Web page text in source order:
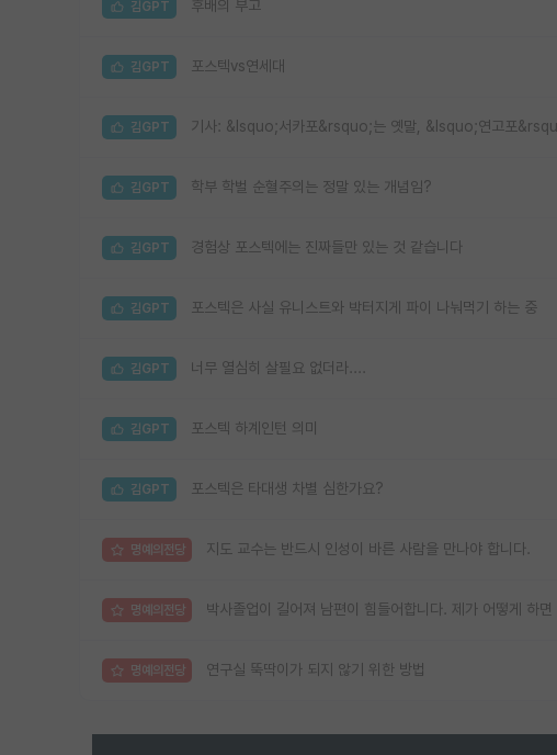
김GPT 후배의 부고
김GPT 포스텍vs연세대
김GPT 기사: &lsquo;서카포&rsquo;는 옛말, &lsquo;연고포
김GPT 학부 학벌 순혈주의는 정말 있는 개념임?
김GPT 경험상 포스텍에는 진짜들만 있는 것 같습니다
김GPT 포스텍은 사실 유니스트와 박터지게 파이 나눠먹기 하는 중
김GPT 너무 열심히 살필요 없더라....
김GPT 포스텍 하계인턴 의미
김GPT 포스텍은 타대생 차별 심한가요?
명예의전당 지도 교수는 반드시 인성이 바른 사람을 만나야 합니다.
명예의전당 박사졸업이 길어져 남편이 힘들어합니다. 제가 어떻게 하면
명예의전당 연구실 뚝딱이가 되지 않기 위한 방법